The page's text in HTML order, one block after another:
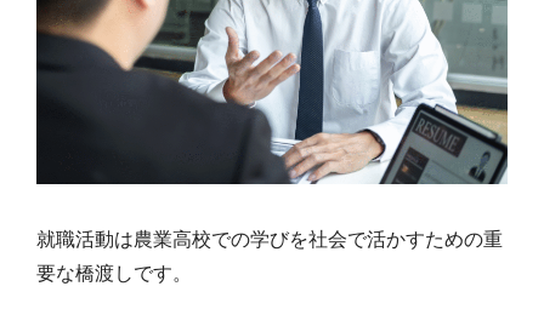
就職活動は農業高校での学びを社会で活かすための重
要な橋渡しです。